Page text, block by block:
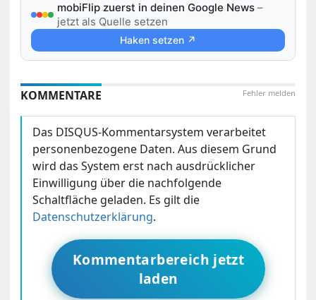
mobiFlip zuerst in deinen Google News –
jetzt als Quelle setzen
Haken setzen ↗
Fehler melden
KOMMENTARE
Das DISQUS-Kommentarsystem verarbeitet
personenbezogene Daten. Aus diesem Grund
wird das System erst nach ausdrücklicher
Einwilligung über die nachfolgende
Schaltfläche geladen. Es gilt die
Datenschutzerklärung.
Kommentarbereich jetzt
laden